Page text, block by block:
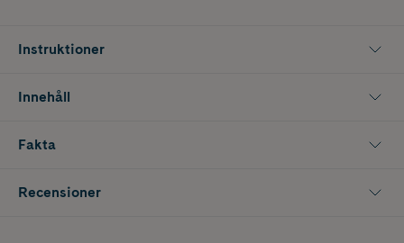
Instruktioner
Innehåll
Fakta
Recensioner